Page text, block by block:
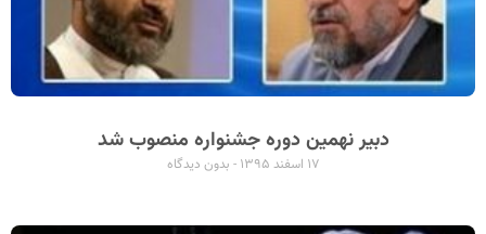
دبیر نهمین دوره جشنواره منصوب شد
۱۷ اسفند ۱۳۹۵ بدون دیدگاه